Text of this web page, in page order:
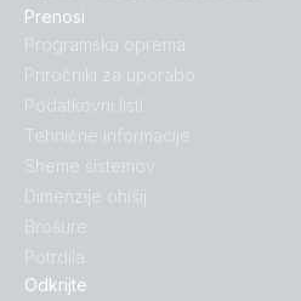
Odkrijte
Prenosi
Programska oprema
Priročniki za uporabo
Podatkovni listi
Tehnične informacije
Sheme sistemov
Dimenzije ohišij
Brošure
Potrdila